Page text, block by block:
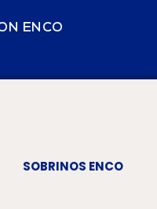
ENCO
SOBRINOS ENCO